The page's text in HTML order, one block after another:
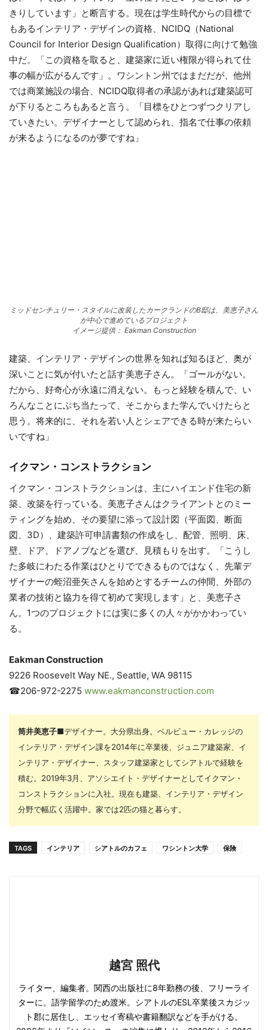
きりしています」と断言する。現在は学生時代からの目標で
もあるインテリア・デザインの資格、NCIDQ（National
Council for Interior Design Qualification）取得に向けて勉強
中だ。「この資格を取ると、建築家に近い権限が得られて仕
事の幅が広がるんです」。ワシントン州ではまだだが、他州
では商業施設の場合、NCIDQ取得者の承認があれば建築認可
が下りるところもあると言う。「目標をひとつずつクリアし
ていきたい。デザイナーとして認められ、指名で仕事の依頼
が来るようになるのが夢ですね」
ミッドセンチュリー・スタイルに改装したカークランドのB邸は、美恵子さん
が中心で進めているプロジェクト
イメージ提供： Eakman Construction
建築、インテリア・デザインの世界を知れば知るほど、奥が
深いことに気が付いたと話す美恵子さん。「ゴールがない。
だから、好奇心が永遠に消えない。もっと経験を積んで、い
ろんなことにぶち当たって、そこからまた学んでいけたらと
思う。将来的に、それを若い人とシェアできる時が来たらい
いですね」
イクマン・コンストラクション
イクマン・コンストラクションは、主にハイエンド住宅の新
築、改築を行っている。美恵子さんはクライアントとのミー
ティングを始め、その要望に添って設計図（平面図、断面
図、3D）、建築許可申請書類の作成をし、配管、照明、床、
壁、ドア、ドアノブなどを選び、見積もりを出す。「こうし
た多岐にわたる作業はひとりでできるものではなく、先輩デ
ザイナーの蛭沼亜矢さんを始めとするチームの仲間、外部の
業者の技術と協力を得て初めて実現します」と、美恵子さ
ん。1つのプロジェクトには実に多くの人々がかかわってい
る。
Eakman Construction
9226 Roosevelt Way NE., Seattle, WA 98115
☎︎206-972-2275 www.eakmanconstruction.com
筒井美恵子■デザイナー。大分県出身。ベルビュー・カレッジの
インテリア・デザイン課を2014年に卒業後、ジュニア建築家、イ
ンテリア・デザイナー、スタッフ建築家としてシアトルで経験を
積む。2019年3月、アソシエイト・デザイナーとしてイクマン・
コンストラクションに入社。現在も建築、インテリア・デザイン
分野で幅広く活躍中。家では2匹の猫と暮らす。
TAGS インテリア シアトルのカフェ ワシントン大学 保険
越宮 照代
ライター、編集者。関西の出版社に8年勤務の後、フリーライ
ターに。語学留学のため渡米。シアトルのESL卒業後スカジッ
ト郡に居住し、エッセイ寄稿や書籍翻訳などを手がける。